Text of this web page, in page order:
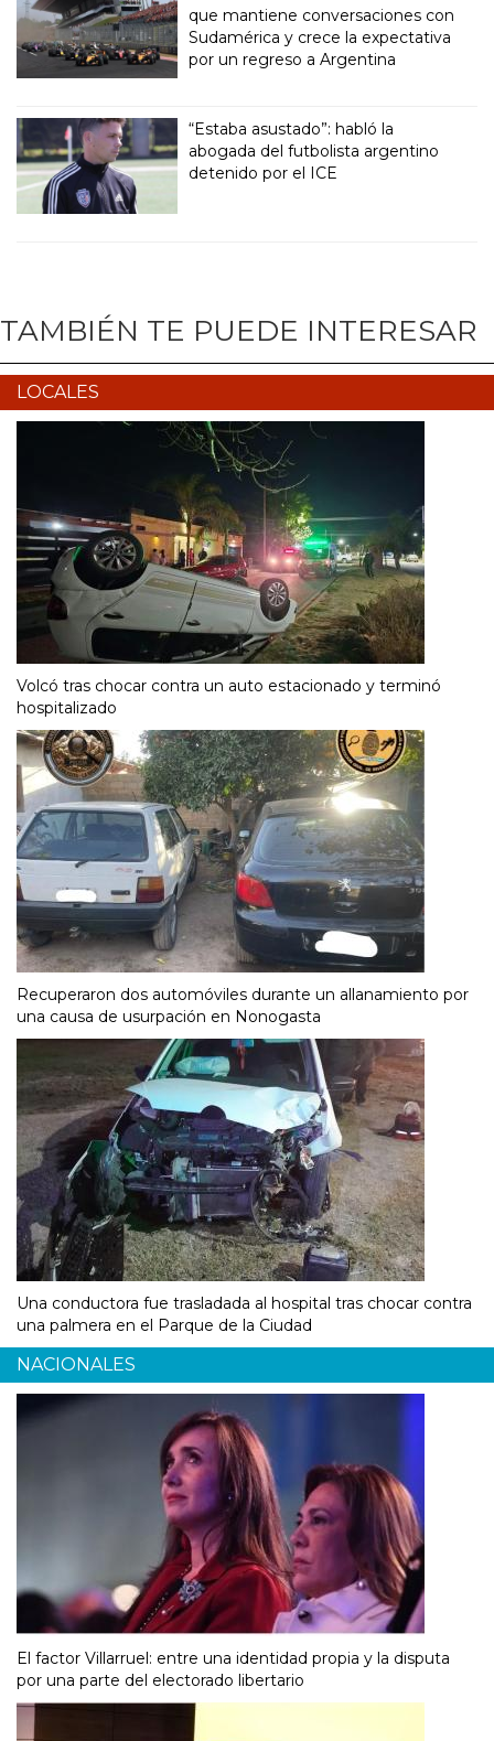
que mantiene conversaciones con
Sudamérica y crece la expectativa
por un regreso a Argentina
“Estaba asustado”: habló la
abogada del futbolista argentino
detenido por el ICE
TAMBIÉN TE PUEDE INTERESAR
LOCALES
Volcó tras chocar contra un auto estacionado y terminó
hospitalizado
Recuperaron dos automóviles durante un allanamiento por
una causa de usurpación en Nonogasta
Una conductora fue trasladada al hospital tras chocar contra
una palmera en el Parque de la Ciudad
NACIONALES
El factor Villarruel: entre una identidad propia y la disputa
por una parte del electorado libertario